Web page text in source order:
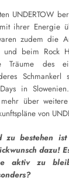
UNDERTOW
ihrer Energie
zudem die
und beim Rock
Träume des
Schmankerl
in
mehr über
von
zu bestehen ist
dazu!
aktiv zu